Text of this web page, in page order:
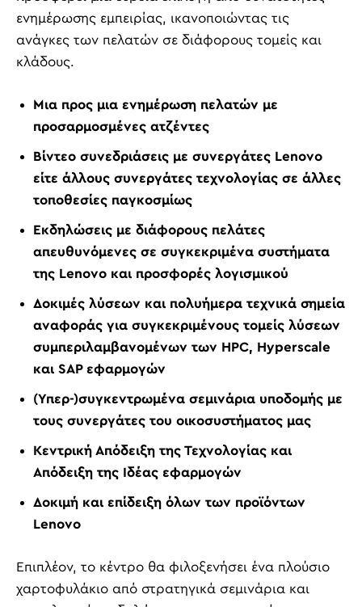
ενημέρωσης εμπειρίας, ικανοποιώντας τις
ανάγκες των πελατών σε διάφορους τομείς και
κλάδους.
Μια προς μια ενημέρωση πελατών με
προσαρμοσμένες ατζέντες
Βίντεο συνεδριάσεις με συνεργάτες Lenovo
είτε άλλους συνεργάτες τεχνολογίας σε άλλες
τοποθεσίες παγκοσμίως
Εκδηλώσεις με διάφορους πελάτες
απευθυνόμενες σε συγκεκριμένα συστήματα
της Lenovo και προσφορές λογισμικού
Δοκιμές λύσεων και πολυήμερα τεχνικά σημεία
αναφοράς για συγκεκριμένους τομείς λύσεων
συμπεριλαμβανομένων των HPC, Hyperscale
και SAP εφαρμογών
(Υπερ-)συγκεντρωμένα σεμινάρια υποδομής με
τους συνεργάτες του οικοσυστήματος μας
Κεντρική Απόδειξη της Τεχνολογίας και
Απόδειξη της Ιδέας εφαρμογών
Δοκιμή και επίδειξη όλων των προϊόντων
Lenovo
Επιπλέον, το κέντρο θα φιλοξενήσει ένα πλούσιο
χαρτοφυλάκιο από στρατηγικά σεμινάρια και